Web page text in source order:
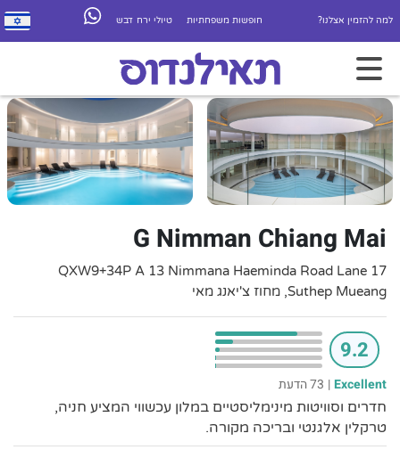
למה להזמין אצלנו? חופשות משפחתיות טיולי ירח דבש
G Nimman Chiang Mai
QXW9+34P A 13 Nimmana Haeminda Road Lane 17
Suthep Mueang, מחוז צ'יאנג מאי
9.2
Excellent
| 73 הדעת
חדרים וסוויטות מינימליסטיים במלון עכשווי המציע חניה,
טרקלין אלגנטי ובריכה מקורה.